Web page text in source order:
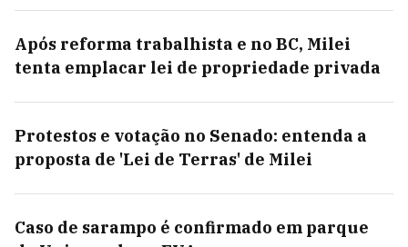
Após reforma trabalhista e no BC, Milei
tenta emplacar lei de propriedade privada
Protestos e votação no Senado: entenda a
proposta de 'Lei de Terras' de Milei
Caso de sarampo é confirmado em parque